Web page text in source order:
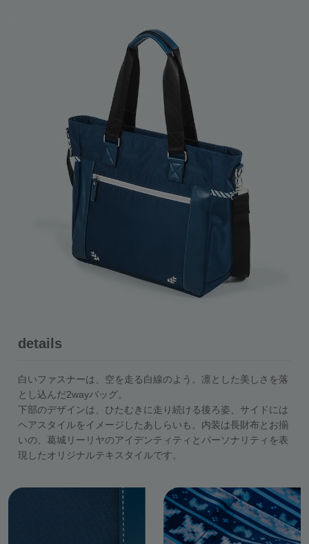
details
白いファスナーは、空を走る白線のよう。凛とした美しさを落
とし込んだ2wayバッグ。
下部のデザインは、ひたむきに走り続ける後ろ姿、サイドには
ヘアスタイルをイメージしたあしらいも。内装は長財布とお揃
いの、葛城リーリヤのアイデンティティとパーソナリティを表
現したオリジナルテキスタイルです。